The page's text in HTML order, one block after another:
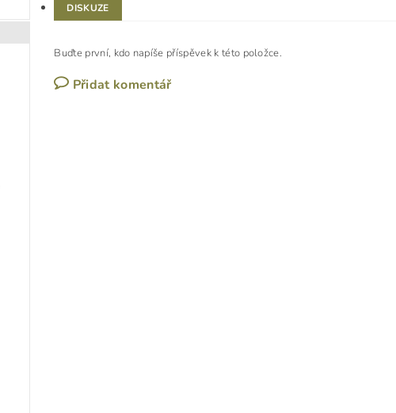
DISKUZE
Buďte první, kdo napíše příspěvek k této položce.
Přidat komentář